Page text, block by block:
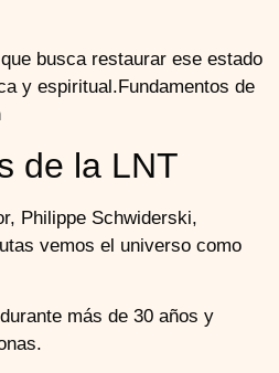
busca restaurar ese estado
y espiritual.Fundamentos de
de la LNT
Philippe Schwiderski,
vemos el universo como
más de 30 años y